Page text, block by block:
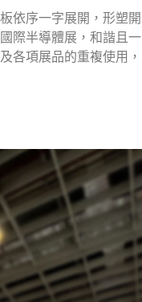
依序一字展開，形塑開
際半導體展，和諧且一
各項展品的重複使用，